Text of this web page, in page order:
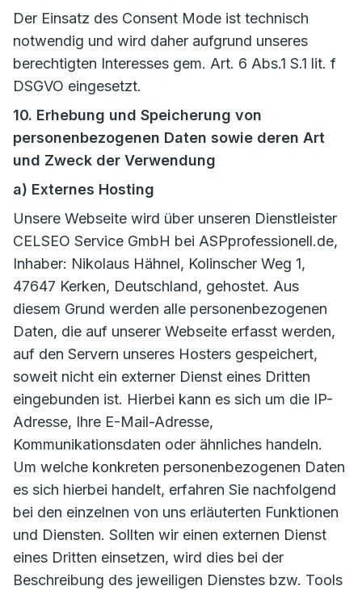
Der Einsatz des Consent Mode ist technisch
notwendig und wird daher aufgrund unseres
berechtigten Interesses gem. Art. 6 Abs.1 S.1 lit. f
DSGVO eingesetzt.
10. Erhebung und Speicherung von
personenbezogenen Daten sowie deren Art
und Zweck der Verwendung
a) Externes Hosting
Unsere Webseite wird über unseren Dienstleister
CELSEO Service GmbH bei ASPprofessionell.de,
Inhaber: Nikolaus Hähnel, Kolinscher Weg 1,
47647 Kerken, Deutschland, gehostet. Aus
diesem Grund werden alle personenbezogenen
Daten, die auf unserer Webseite erfasst werden,
auf den Servern unseres Hosters gespeichert,
soweit nicht ein externer Dienst eines Dritten
eingebunden ist. Hierbei kann es sich um die IP-
Adresse, Ihre E-Mail-Adresse,
Kommunikationsdaten oder ähnliches handeln.
Um welche konkreten personenbezogenen Daten
es sich hierbei handelt, erfahren Sie nachfolgend
bei den einzelnen von uns erläuterten Funktionen
und Diensten. Sollten wir einen externen Dienst
eines Dritten einsetzen, wird dies bei der
Beschreibung des jeweiligen Dienstes bzw. Tools